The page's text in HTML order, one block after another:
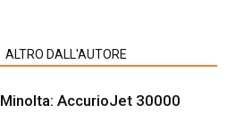
ALTRO DALL'AUTORE
AccurioJet 30000